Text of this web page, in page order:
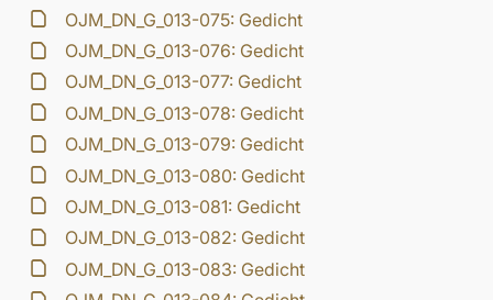
OJM_DN_G_013-075: Gedicht
OJM_DN_G_013-076: Gedicht
OJM_DN_G_013-077: Gedicht
OJM_DN_G_013-078: Gedicht
OJM_DN_G_013-079: Gedicht
OJM_DN_G_013-080: Gedicht
OJM_DN_G_013-081: Gedicht
OJM_DN_G_013-082: Gedicht
OJM_DN_G_013-083: Gedicht